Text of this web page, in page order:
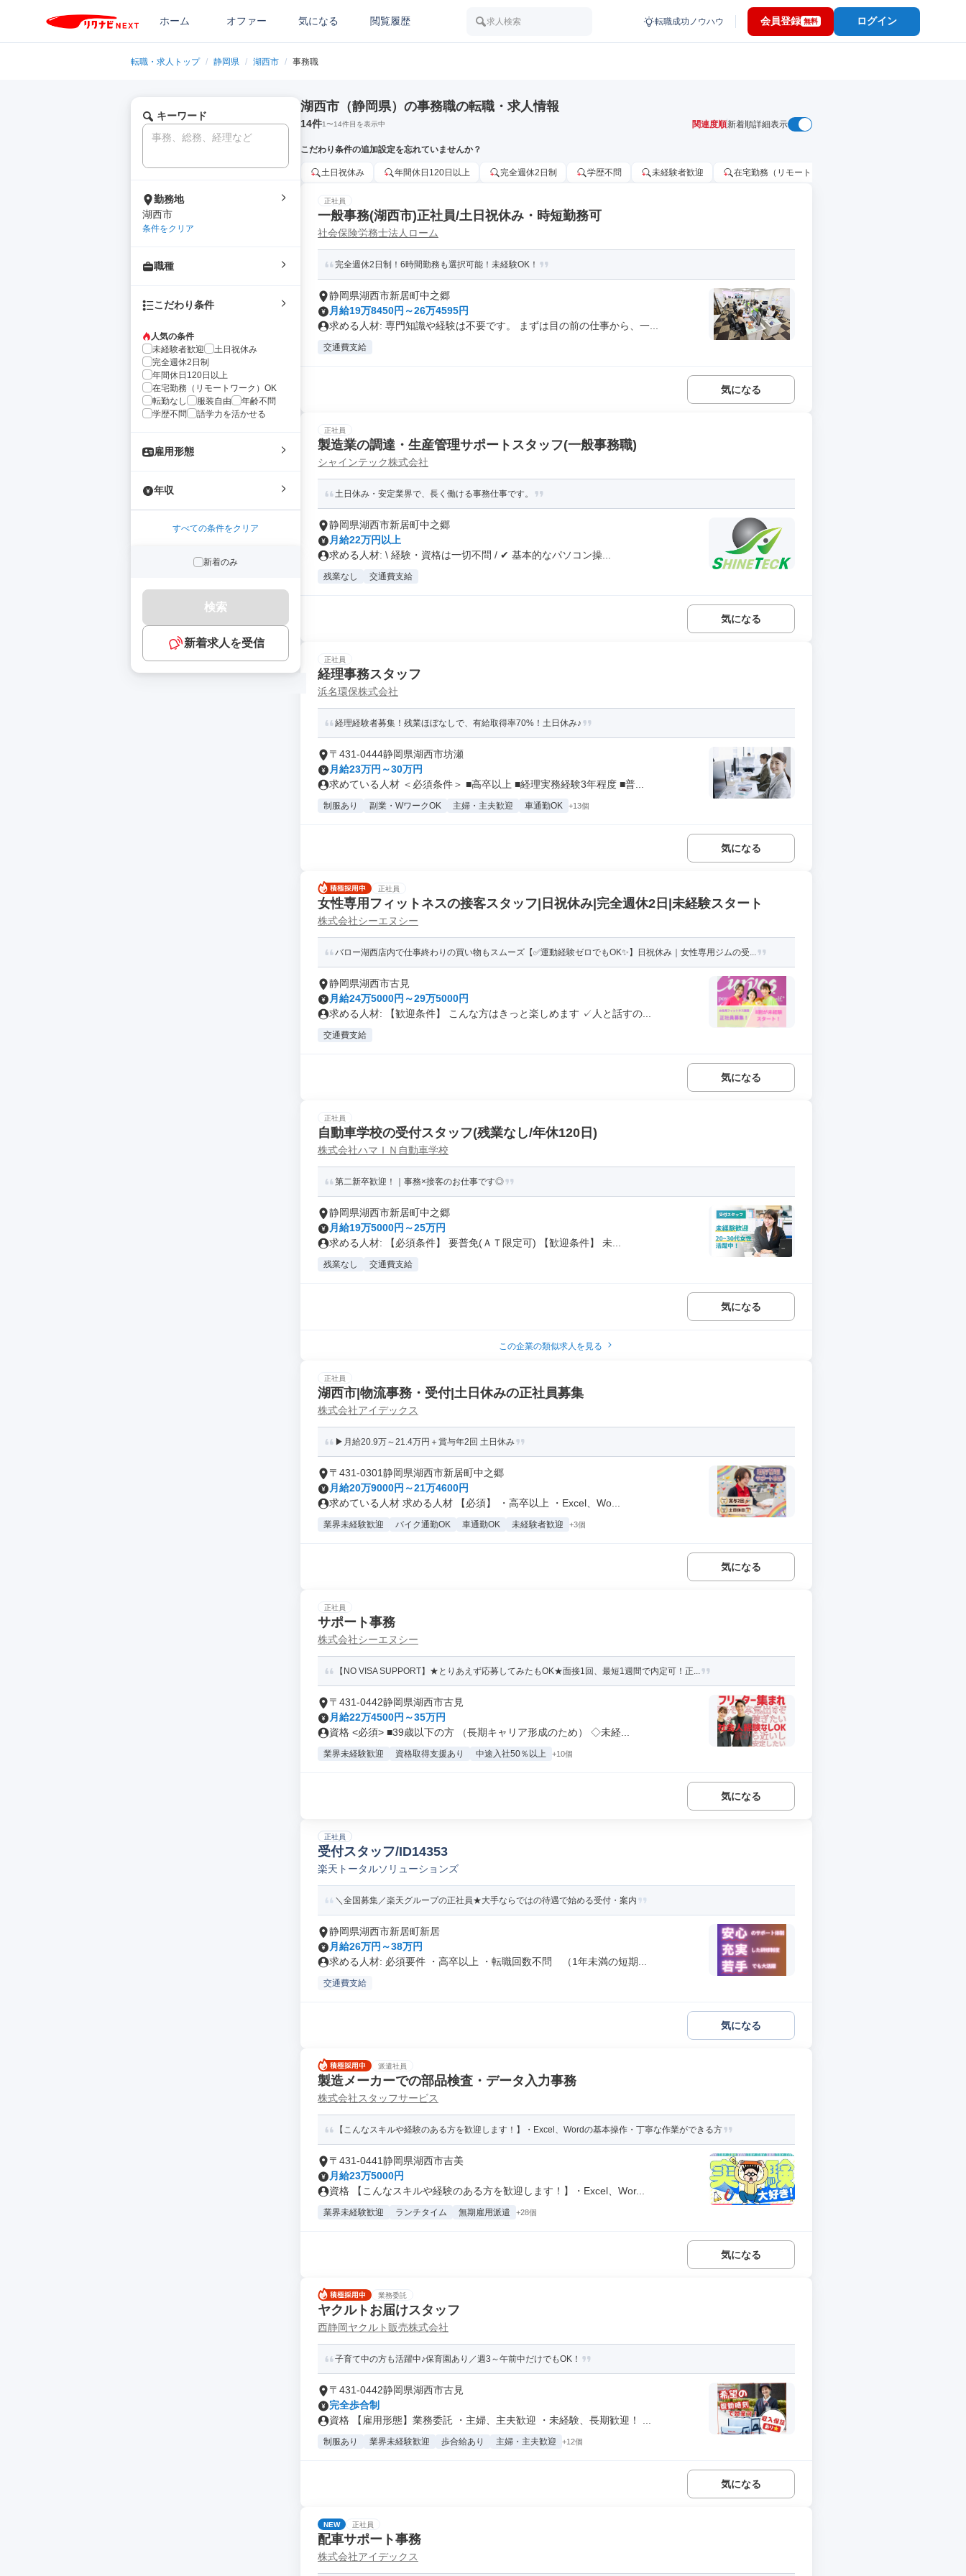
ホーム オファー 気になる 閲覧履歴 求人検索 転職成功ノウハウ 会員登録 無料 ログイン
転職・求人トップ / 静岡県 / 湖西市 / 事務職
キーワード
勤務地
湖西市
条件をクリア
職種
こだわり条件
人気の条件
未経験者歓迎
土日祝休み
完全週休2日制
年間休日120日以上
在宅勤務（リモートワーク）OK
転勤なし
服装自由
年齢不問
学歴不問
語学力を活かせる
雇用形態
年収
すべての条件をクリア
新着のみ
検索
新着求人を受信
湖西市（静岡県）の事務職の転職・求人情報
14件1〜14件目を表示中 関連度順新着順詳細表示
こだわり条件の追加設定を忘れていませんか？
土日祝休み 年間休日120日以上 完全週休2日制 学歴不問 未経験者歓迎 在宅勤務（リモートワーク）OK
正社員
一般事務(湖西市)正社員/土日祝休み・時短勤務可
社会保険労務士法人ローム
完全週休2日制！6時間勤務も選択可能！未経験OK！
静岡県湖西市新居町中之郷
月給19万8450円～26万4595円
求める人材: 専門知識や経験は不要です。 まずは目の前の仕事から、一...
交通費支給
気になる
正社員
製造業の調達・生産管理サポートスタッフ(一般事務職)
シャインテック株式会社
土日休み・安定業界で、長く働ける事務仕事です。
静岡県湖西市新居町中之郷
月給22万円以上
求める人材: \ 経験・資格は一切不問 / ✔ 基本的なパソコン操...
残業なし 交通費支給
気になる
正社員
経理事務スタッフ
浜名環保株式会社
経理経験者募集！残業ほぼなしで、有給取得率70%！土日休み♪
〒431-0444静岡県湖西市坊瀬
月給23万円～30万円
求めている人材 ＜必須条件＞ ■高卒以上 ■経理実務経験3年程度 ■普...
制服あり 副業・WワークOK 主婦・主夫歓迎 車通勤OK +13個
気になる
正社員
女性専用フィットネスの接客スタッフ|日祝休み|完全週休2日|未経験スタート
株式会社シーエヌシー
バロー湖西店内で仕事終わりの買い物もスムーズ【✅運動経験ゼロでもOK✨】日祝休み｜女性専用ジムの受...
静岡県湖西市古見
月給24万5000円～29万5000円
求める人材: 【歓迎条件】 こんな方はきっと楽しめます ✓人と話すの...
交通費支給
気になる
正社員
自動車学校の受付スタッフ(残業なし/年休120日)
株式会社ハマＩＮ自動車学校
第二新卒歓迎！｜事務×接客のお仕事です◎
静岡県湖西市新居町中之郷
月給19万5000円～25万円
求める人材: 【必須条件】 要普免(ＡＴ限定可) 【歓迎条件】 未...
残業なし 交通費支給
気になる
この企業の類似求人を見る
正社員
湖西市|物流事務・受付|土日休みの正社員募集
株式会社アイデックス
▶月給20.9万～21.4万円＋賞与年2回 土日休み
〒431-0301静岡県湖西市新居町中之郷
月給20万9000円～21万4600円
求めている人材 求める人材 【必須】 ・高卒以上 ・Excel、Wo...
業界未経験歓迎 バイク通勤OK 車通勤OK 未経験者歓迎 +3個
気になる
正社員
サポート事務
株式会社シーエヌシー
【NO VISA SUPPORT】★とりあえず応募してみたもOK★面接1回、最短1週間で内定可！正...
〒431-0442静岡県湖西市古見
月給22万4500円～35万円
資格 <必須> ■39歳以下の方 （長期キャリア形成のため） ◇未経...
業界未経験歓迎 資格取得支援あり 中途入社50％以上 +10個
気になる
正社員
受付スタッフ/ID14353
楽天トータルソリューションズ
＼全国募集／楽天グループの正社員★大手ならではの待遇で始める受付・案内
静岡県湖西市新居町新居
月給26万円～38万円
求める人材: 必須要件 ・高卒以上 ・転職回数不問 （1年未満の短期...
交通費支給
気になる
派遣社員
製造メーカーでの部品検査・データ入力事務
株式会社スタッフサービス
【こんなスキルや経験のある方を歓迎します！】・Excel、Wordの基本操作・丁寧な作業ができる方
〒431-0441静岡県湖西市吉美
月給23万5000円
資格 【こんなスキルや経験のある方を歓迎します！】・Excel、Wor...
業界未経験歓迎 ランチタイム 無期雇用派遣 +28個
気になる
業務委託
ヤクルトお届けスタッフ
西静岡ヤクルト販売株式会社
子育て中の方も活躍中♪保育園あり／週3～午前中だけでもOK！
〒431-0442静岡県湖西市古見
完全歩合制
資格 【雇用形態】業務委託 ・主婦、主夫歓迎 ・未経験、長期歓迎！ ...
制服あり 業界未経験歓迎 歩合給あり 主婦・主夫歓迎 +12個
気になる
NEW 正社員
配車サポート事務
株式会社アイデックス